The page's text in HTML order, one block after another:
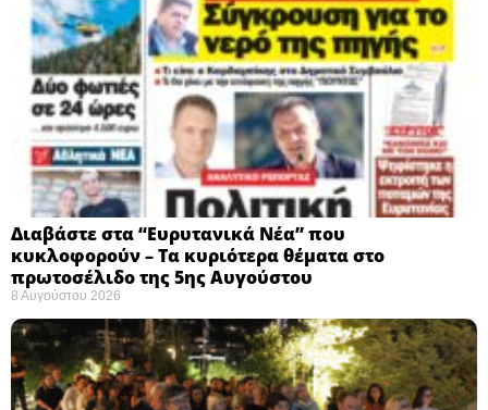
Διαβάστε στα “Ευρυτανικά Νέα” που
κυκλοφορούν – Τα κυριότερα θέματα στο
πρωτοσέλιδο της 5ης Αυγούστου
8 Αυγούστου 2026